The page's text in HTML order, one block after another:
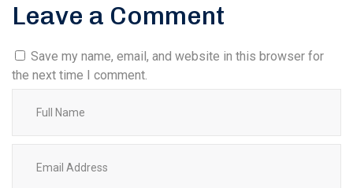
Leave a Comment
Save my name, email, and website in this browser for
the next time I comment.